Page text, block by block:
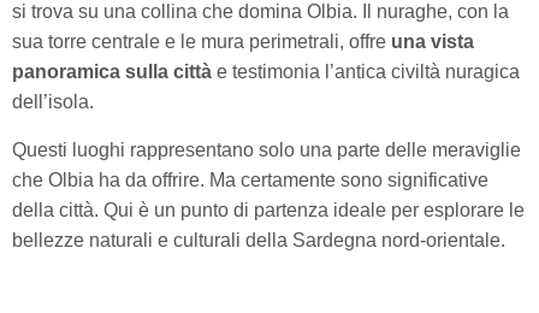
si trova su una collina che domina Olbia. Il nuraghe, con la
sua torre centrale e le mura perimetrali, offre una vista
panoramica sulla città e testimonia l’antica civiltà nuragica
dell’isola.
Questi luoghi rappresentano solo una parte delle meraviglie
che Olbia ha da offrire. Ma certamente sono significative
della città. Qui è un punto di partenza ideale per esplorare le
bellezze naturali e culturali della Sardegna nord-orientale.